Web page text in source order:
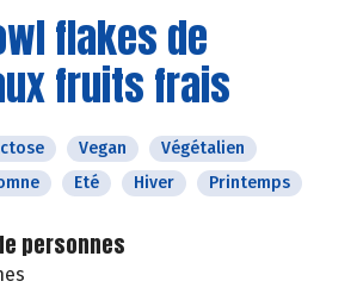
flakes de
fruits frais
Vegan
Végétalien
Eté Hiver Printemps
personnes